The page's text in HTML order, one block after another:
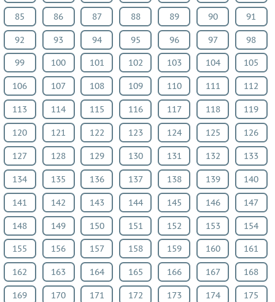
85 86 87 88 89 90 91
92 93 94 95 96 97 98
99 100 101 102 103 104 105
106 107 108 109 110 111 112
113 114 115 116 117 118 119
120 121 122 123 124 125 126
127 128 129 130 131 132 133
134 135 136 137 138 139 140
141 142 143 144 145 146 147
148 149 150 151 152 153 154
155 156 157 158 159 160 161
162 163 164 165 166 167 168
169 170 171 172 173 174 175